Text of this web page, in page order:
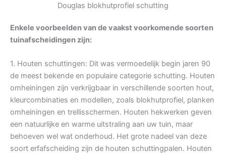
Douglas blokhutprofiel schutting
Enkele voorbeelden van de vaakst voorkomende soorten
tuinafscheidingen zijn:
1. Houten schuttingen: Dit was vermoedelijk begin jaren 90
de meest bekende en populaire categorie schutting. Houten
omheiningen zijn verkrijgbaar in verschillende soorten hout,
kleurcombinaties en modellen, zoals blokhutprofiel, planken
omheiningen en trellisschermen. Houten hekwerken geven
een natuurlijke en warme uitstraling aan uw tuin, maar
behoeven wel wat onderhoud. Het grote nadeel van deze
soort erfafscheiding zijn de houten schuttingpalen. Houten